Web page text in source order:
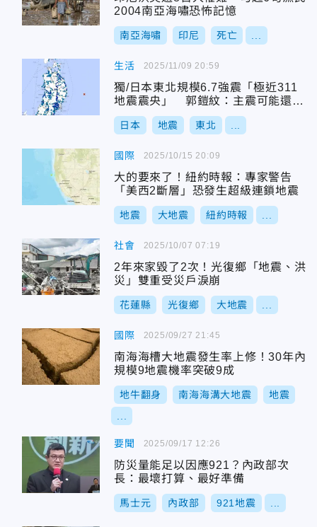
2004南亞海嘯恐怖記憶
南亞海嘯 印尼 死亡
生活
獨/日本東北規模6.7強震「極近311
地震震央」 郭鎧紋：主震可能還沒
來
日本 地震 東北
2025/11/09 20:59
國際
大的要來了！紐約時報：專家警告
「美西2斷層」恐發生超級連鎖地震
地震 大地震 紐約時報
2025/10/15 20:09
社會
2年來家毀了2次！光復鄉「地震、洪
災」雙重受災戶淚崩
花蓮縣 光復鄉 大地震
2025/10/07 07:19
國際
南海海槽大地震發生率上修！30年內
規模9地震機率突破9成
地牛翻身 南海海溝大地震 地震
2025/09/27 21:45
要聞
防災量能足以因應921？內政部次
長：最壞打算、最好準備
馬士元 內政部 921地震
2025/09/17 12:26